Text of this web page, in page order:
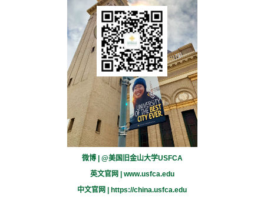
微博 | @美国旧金山大学USFCA
英文官网 | www.usfca.edu
中文官网 | https://china.usfca.edu